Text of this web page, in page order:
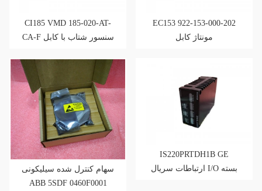
CI185 VMD 185-020-AT-
CA-F سنسور شتاب با کابل
EC153 922-153-000-202
مونتاژ کابل
سهام کنترل شده سیلیکونی
ABB 5SDF 0460F0001
IS220PRTDH1B GE
ارتباطات سریال I/O بسته